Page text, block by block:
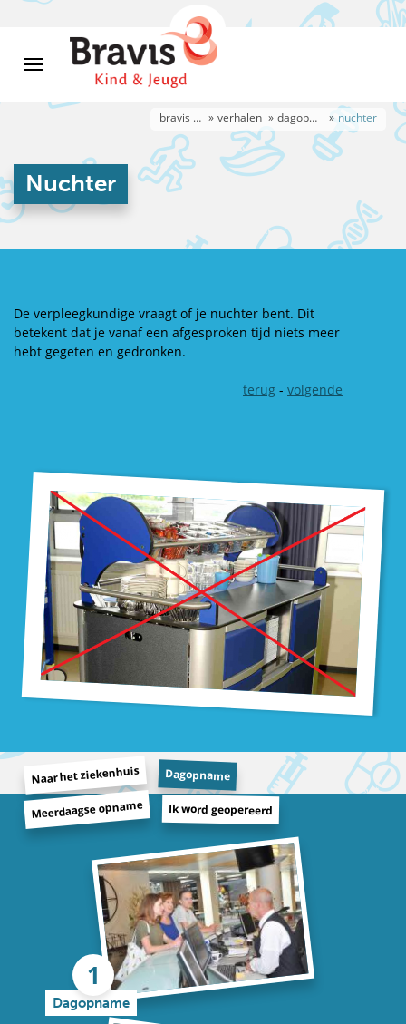
bravis kind & jeugd 13-18 jaar verhalen dagopname nuchter
Nuchter
De verpleegkundige vraagt of je nuchter bent. Dit
betekent dat je vanaf een afgesproken tijd niets meer
hebt gegeten en gedronken.
terug - volgende
Naar het ziekenhuis Dagopname
Meerdaagse opname Ik word geopereerd
Dagopname